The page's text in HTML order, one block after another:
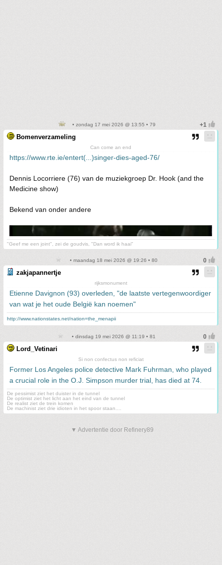
• zondag 17 mei 2026 @ 13:55 • 79
Bomenverzameling
Can come an end
https://www.rte.ie/entert(...)singer-dies-aged-76/
Dennis Locorriere (76) van de muziekgroep Dr. Hook (and the
Medicine show)
Bekend van onder andere
"Geef me een joint", zei de goudvis, "Dan word ik haai"
• maandag 18 mei 2026 @ 19:26 • 80
zakjapannertje
rijksmonument
Etienne Davignon (93) overleden, "de laatste vertegenwoordiger
van wat je het oude België kan noemen"
http://www.nationstates.net/nation=the_menapii
• dinsdag 19 mei 2026 @ 11:19 • 81
Lord_Vetinari
Si non confectus non reficiat
Former Los Angeles police detective Mark Fuhrman, who played
a crucial role in the O.J. Simpson murder trial, has died at 74.
De pessimist ziet het duister in de tunnel
De optimist ziet het licht aan het eind van de tunnel
De realist ziet de trein komen
De machinist ziet drie idioten in het spoor staan....
▼ Advertentie door Refinery89